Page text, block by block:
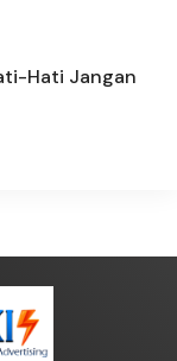
Hati Jangan